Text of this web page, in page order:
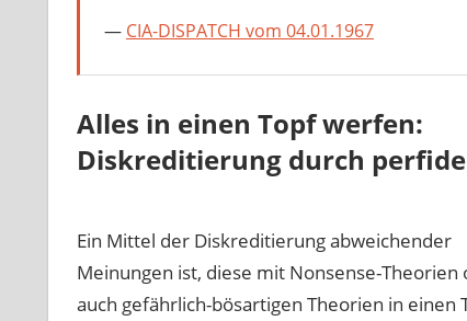
CIA-DISPATCH vom 04.01.1967
Alles in einen Topf werfen:
Diskreditierung durch perfide
Ein Mittel der Diskreditierung abweichender
Meinungen ist, diese mit Nonsense-Theorien
auch gefährlich-bösartigen Theorien in einen